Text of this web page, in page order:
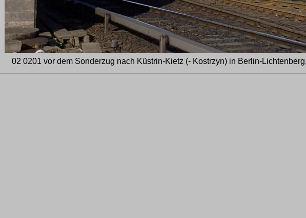
02 0201 vor dem Sonderzug nach Küstrin-Kietz (- Kostrzyn) in Berlin-